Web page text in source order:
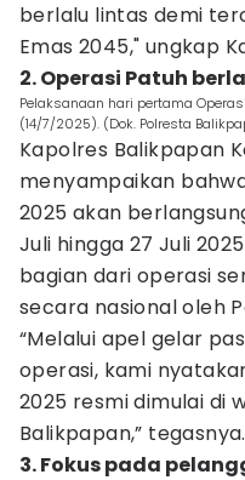
berlalu lintas demi
Emas 2045," ungkap
2. Operasi Patuh
Pelaksanaan hari pertama
(14/7/2025). (Dok. Polresta
Kapolres Balikpapan
menyampaikan
2025 akan
Juli hingga 27 Juli
bagian dari operasi
secara nasional oleh
“Melalui apel gelar
operasi, kami
2025 resmi dimulai di
Balikpapan,” tegasnya.
3. Fokus pada